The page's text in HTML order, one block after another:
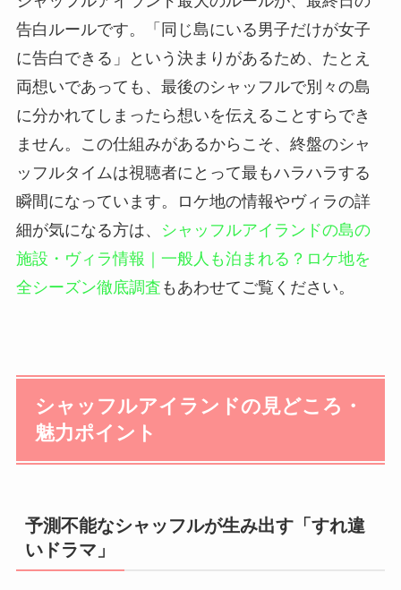
告白ルールです。「同じ島にいる男子だけが女子
に告白できる」という決まりがあるため、たとえ
両想いであっても、最後のシャッフルで別々の島
に分かれてしまったら想いを伝えることすらでき
ません。この仕組みがあるからこそ、終盤のシャ
ッフルタイムは視聴者にとって最もハラハラする
瞬間になっています。ロケ地の情報やヴィラの詳
細が気になる方は、
シャッフルアイランドの島の
施設・ヴィラ情報｜一般人も泊まれる？ロケ地を
全シーズン徹底調査 もあわせてご覧ください。
シャッフルアイランドの見どころ・
魅力ポイント
予測不能なシャッフルが生み出す「すれ違
いドラマ」